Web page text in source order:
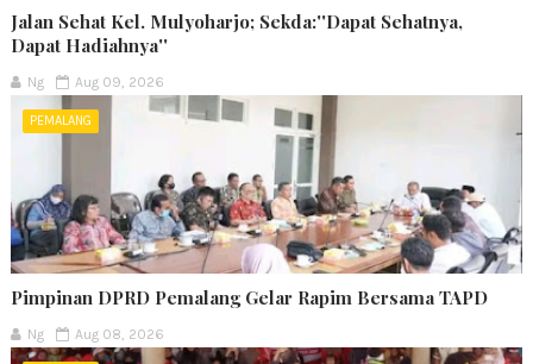
Jalan Sehat Kel. Mulyoharjo; Sekda:''Dapat Sehatnya,
Dapat Hadiahnya''
Ng Aug 09, 2026
PEMALANG
Pimpinan DPRD Pemalang Gelar Rapim Bersama TAPD
Ng Aug 08, 2026